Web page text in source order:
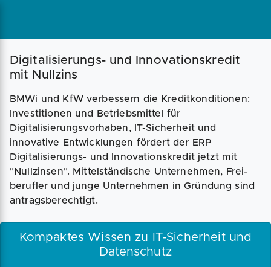
Digitalisierungs- und Innovations­kredit
mit Nullzins
BMWi und KfW verbessern die Kreditkonditionen:
Investitionen und Betriebsmittel für
Digitalisierungsvorhaben, IT-Sicherheit und
innovative Entwicklungen fördert der ERP
Digitalisierungs- und Innovationskredit jetzt mit
"Nullzinsen". Mittelständische Unternehmen, Frei­
berufler und junge Unter­nehmen in Gründung sind
antragsberechtigt.
Kompaktes Wissen zu IT-Sicherheit und
Datenschutz